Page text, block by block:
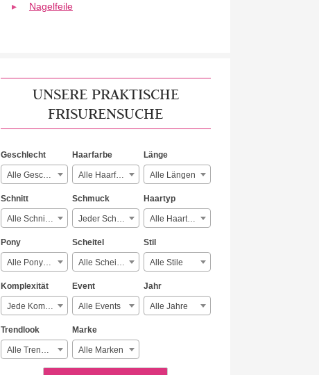
Nagelfeile
UNSERE PRAKTISCHE
FRISURENSUCHE
Geschlecht
Alle Geschlechter
Haarfarbe
Alle Haarfarben
Länge
Alle Längen
Schnitt
Alle Schnitte
Schmuck
Jeder Schmuck
Haartyp
Alle Haartypen
Pony
Alle Ponyarten
Scheitel
Alle Scheitelarten
Stil
Alle Stile
Komplexität
Jede Komplexität
Event
Alle Events
Jahr
Alle Jahre
Trendlook
Alle Trendlooks
Marke
Alle Marken